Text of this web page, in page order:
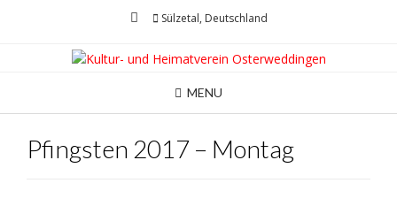
Sülzetal, Deutschland
MENU
Pfingsten 2017 – Montag